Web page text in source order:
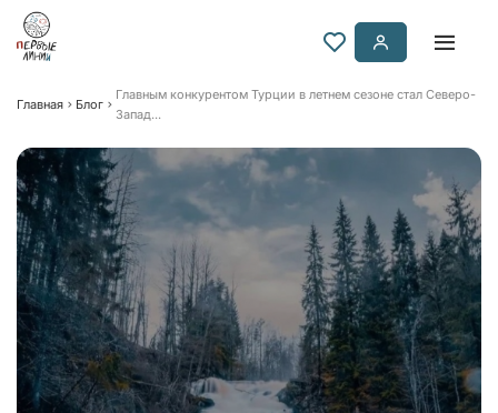
Главная Блог
Главным конкурентом Турции в летнем сезоне стал Северо-
Запад...